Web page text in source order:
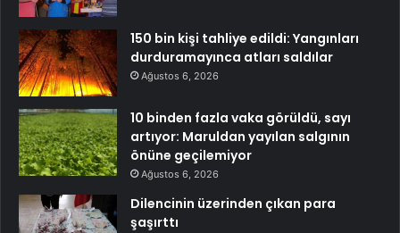
150 bin kişi tahliye edildi: Yangınları
durduramayınca atları saldılar
Ağustos 6, 2026
10 binden fazla vaka görüldü, sayı
artıyor: Maruldan yayılan salgının
önüne geçilemiyor
Ağustos 6, 2026
Dilencinin üzerinden çıkan para
şaşırttı